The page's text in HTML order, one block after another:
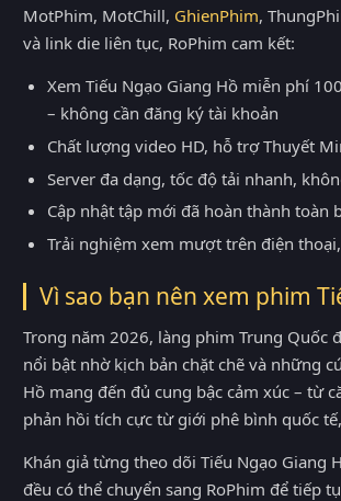
MotPhim, MotChill, GhienPhim,
và link die liên tục, RoPhim cam kết:
Xem Tiếu Ngạo Giang Hồ miễn phí
– không cần đăng ký tài khoản
Chất lượng video HD, hỗ trợ Thuyết
Server đa dạng, tốc độ tải nhanh,
Cập nhật tập mới đã hoàn thành toàn
Trải nghiệm xem mượt trên điện
Vì sao bạn nên xem phim
Trong năm 2026, làng phim Trung Quốc
nổi bật nhờ kịch bản chặt chẽ và những
Hồ mang đến đủ cung bậc cảm xúc – từ
phản hồi tích cực từ giới phê bình quốc
Khán giả từng theo dõi Tiếu Ngạo Giang
đều có thể chuyển sang RoPhim để tiếp